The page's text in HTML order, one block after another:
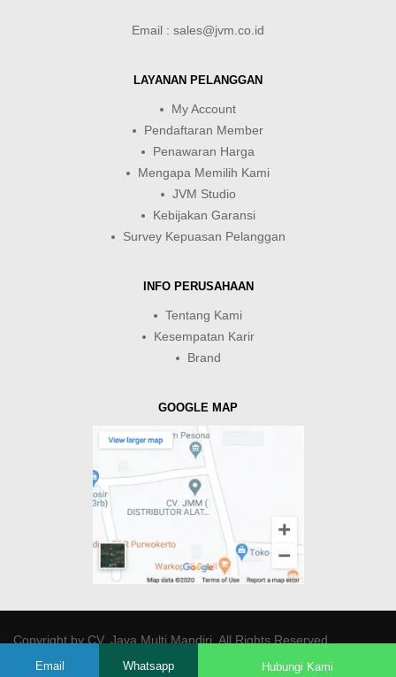
Email : sales@jvm.co.id
LAYANAN PELANGGAN
My Account
Pendaftaran Member
Penawaran Harga
Mengapa Memilih Kami
JVM Studio
Kebijakan Garansi
Survey Kepuasan Pelanggan
INFO PERUSAHAAN
Tentang Kami
Kesempatan Karir
Brand
GOOGLE MAP
Copyright byCV. Java Multi Mandiri. All Rights Reserved.
Email Whatsapp Hubungi Kami